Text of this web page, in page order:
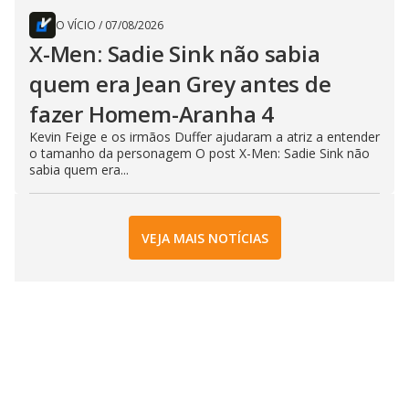
O VÍCIO / 07/08/2026
X-Men: Sadie Sink não sabia
quem era Jean Grey antes de
fazer Homem-Aranha 4
Kevin Feige e os irmãos Duffer ajudaram a atriz a entender
o tamanho da personagem O post X-Men: Sadie Sink não
sabia quem era...
VEJA MAIS NOTÍCIAS